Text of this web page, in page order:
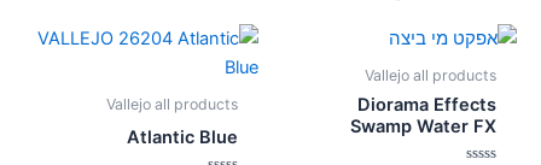
Vallejo all products
Diorama Effects
Swamp Water FX
Vallejo all products
Atlantic Blue